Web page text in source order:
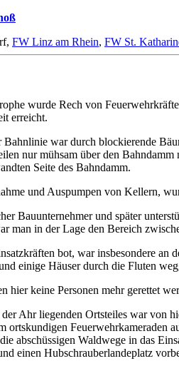
FW Linz am Rhein, FW St.
wurde Rech von
erreicht.
war durch blockierende
nur mühsam über den
Seite des Bahndamm.
und Auspumpen von Kellern,
Bauunternehmer und später
man in der Lage den Bereich
bot, war insbesondere an
einige Häuser durch die Fluten
hier keine Personen mehr gerettet
Ahr liegenden Ortsteiles war von
ortskundigen Feuerwehrkameraden
abschüssigen Waldwege in das
einen Hubschrauberlandeplatz